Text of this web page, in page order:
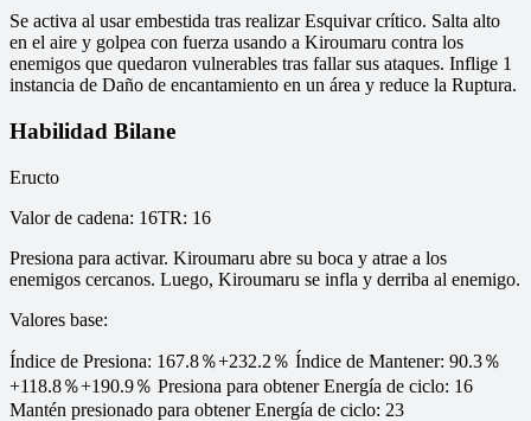
Se activa al usar embestida tras realizar Esquivar crítico. Salta alto
en el aire y golpea con fuerza usando a Kiroumaru contra los
enemigos que quedaron vulnerables tras fallar sus ataques. Inflige 1
instancia de Daño de encantamiento en un área y reduce la Ruptura.
Habilidad Bilane
Eructo
Valor de cadena: 16TR: 16
Presiona para activar. Kiroumaru abre su boca y atrae a los
enemigos cercanos. Luego, Kiroumaru se infla y derriba al enemigo.
Valores base:
Índice de Presiona: 167.8％+232.2％ Índice de Mantener: 90.3％
+118.8％+190.9％ Presiona para obtener Energía de ciclo: 16
Mantén presionado para obtener Energía de ciclo: 23